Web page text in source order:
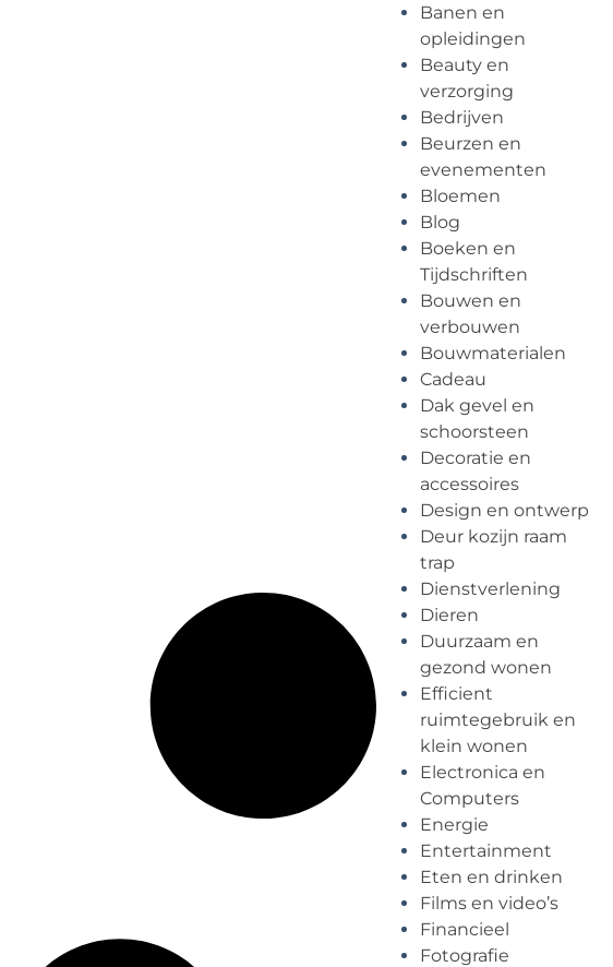
Banen en
opleidingen
Beauty en
verzorging
Bedrijven
Beurzen en
evenementen
Bloemen
Blog
Boeken en
Tijdschriften
Bouwen en
verbouwen
Bouwmaterialen
Cadeau
Dak gevel en
schoorsteen
Decoratie en
accessoires
Design en ontwerp
Deur kozijn raam
trap
Dienstverlening
Dieren
Duurzaam en
gezond wonen
Efficient
ruimtegebruik en
klein wonen
Electronica en
Computers
Energie
Entertainment
Eten en drinken
Films en video’s
Financieel
Fotografie